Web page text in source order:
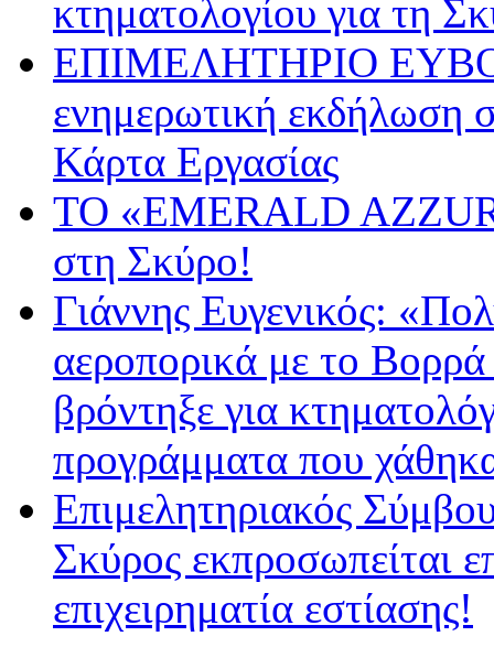
κτηματολογίου για τη
ΕΠΙΜΕΛΗΤΗΡΙΟ
ενημερωτική εκδήλωση
Κάρτα Εργασίας
ΤΟ «EMERALD
στη Σκύρο!
Γιάννης Ευγενικός:
αεροπορικά με το
βρόντηξε για
προγράμματα που
Επιμελητηριακός
Σκύρος εκπροσωπείται
επιχειρηματία εστίασης!